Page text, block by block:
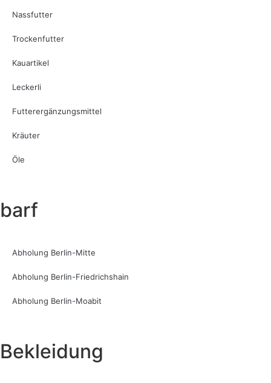
Nassfutter
Trockenfutter
Kauartikel
Leckerli
Futterergänzungsmittel
Kräuter
Öle
barf
Abholung Berlin-Mitte
Abholung Berlin-Friedrichshain
Abholung Berlin-Moabit
Bekleidung